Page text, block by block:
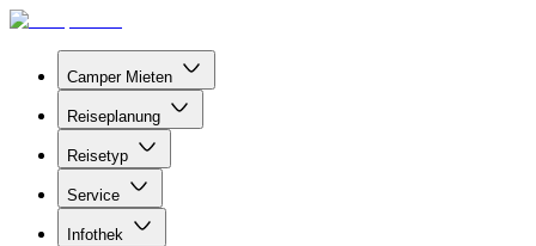
Camper Mieten
Reiseplanung
Reisetyp
Service
Infothek